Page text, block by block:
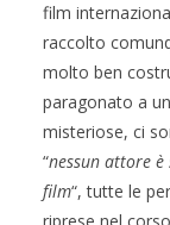
film
raccolto
molto ben
paragonato a
misteriose, ci
“nessun attore
film“, tutte le